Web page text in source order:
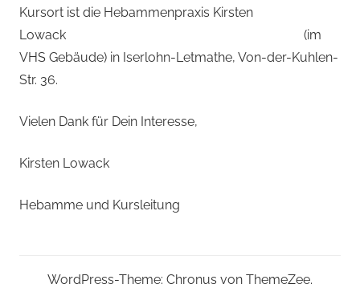
Kursort ist die Hebammenpraxis Kirsten
Lowack (im
VHS Gebäude) in Iserlohn-Letmathe, Von-der-Kuhlen-
Str. 36.
Vielen Dank für Dein Interesse,
Kirsten Lowack
Hebamme und Kursleitung
WordPress-Theme: Chronus von ThemeZee.